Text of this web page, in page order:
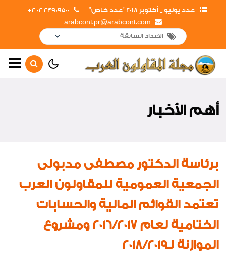
عدد يوليو _ أكتوبر 2018 "عدد خاص"
23909500 02 2+
arabcont.pr@arabcont.com
جولات وزيارات خارجية
لقاءات واجتماعات
افتتاحات
لوحة شرف
أهم الأخبار
برئاسة الدكتور مصطفى مدبولى
الجمعية العمومية للمقاولون العرب
تعتمد القوائم المالية والحسابات
الختامية لعام 2016/2017 ومشروع
الموازنة لـ2018/2019